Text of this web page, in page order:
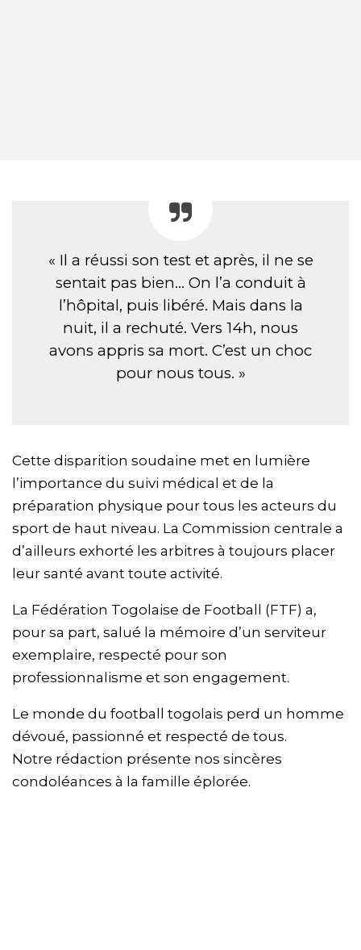
« Il a réussi son test et après, il ne se
sentait pas bien… On l’a conduit à
l’hôpital, puis libéré. Mais dans la
nuit, il a rechuté. Vers 14h, nous
avons appris sa mort. C’est un choc
pour nous tous. »
Cette disparition soudaine met en lumière
l’importance du suivi médical et de la
préparation physique pour tous les acteurs du
sport de haut niveau. La Commission centrale a
d’ailleurs exhorté les arbitres à toujours placer
leur santé avant toute activité.
La Fédération Togolaise de Football (FTF) a,
pour sa part, salué la mémoire d’un serviteur
exemplaire, respecté pour son
professionnalisme et son engagement.
Le monde du football togolais perd un homme
dévoué, passionné et respecté de tous.
Notre rédaction présente nos sincères
condoléances à la famille éplorée.